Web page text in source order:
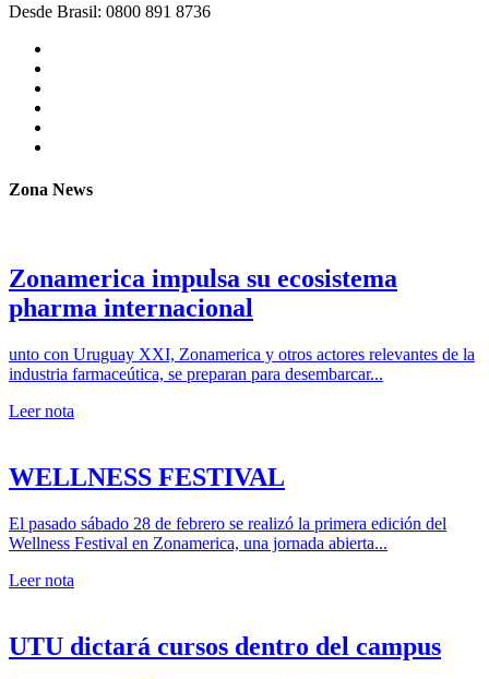
Desde Brasil: 0800 891 8736
Zona News
Zonamerica impulsa su ecosistema
pharma internacional
unto con Uruguay XXI, Zonamerica y otros actores relevantes de la
industria farmaceútica, se preparan para desembarcar...
Leer nota
WELLNESS FESTIVAL
El pasado sábado 28 de febrero se realizó la primera edición del
Wellness Festival en Zonamerica, una jornada abierta...
Leer nota
UTU dictará cursos dentro del campus